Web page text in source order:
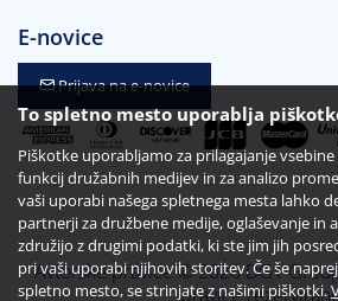
E-novice
Prijava na e-novice
Avtorske pravice © 2026 DG1
pravice
To spletno mesto uporablja
Piškotke uporabljamo za prilagajanje
funkcij družabnih medijev in za analizo
vaši uporabi našega spletnega mesta lahko
partnerji za družbene medije, oglaševanje in
združijo z drugimi podatki, ki ste jim jih
pri vaši uporabi njihovih storitev. Če še
spletno mesto, se strinjate z našimi piškotki.